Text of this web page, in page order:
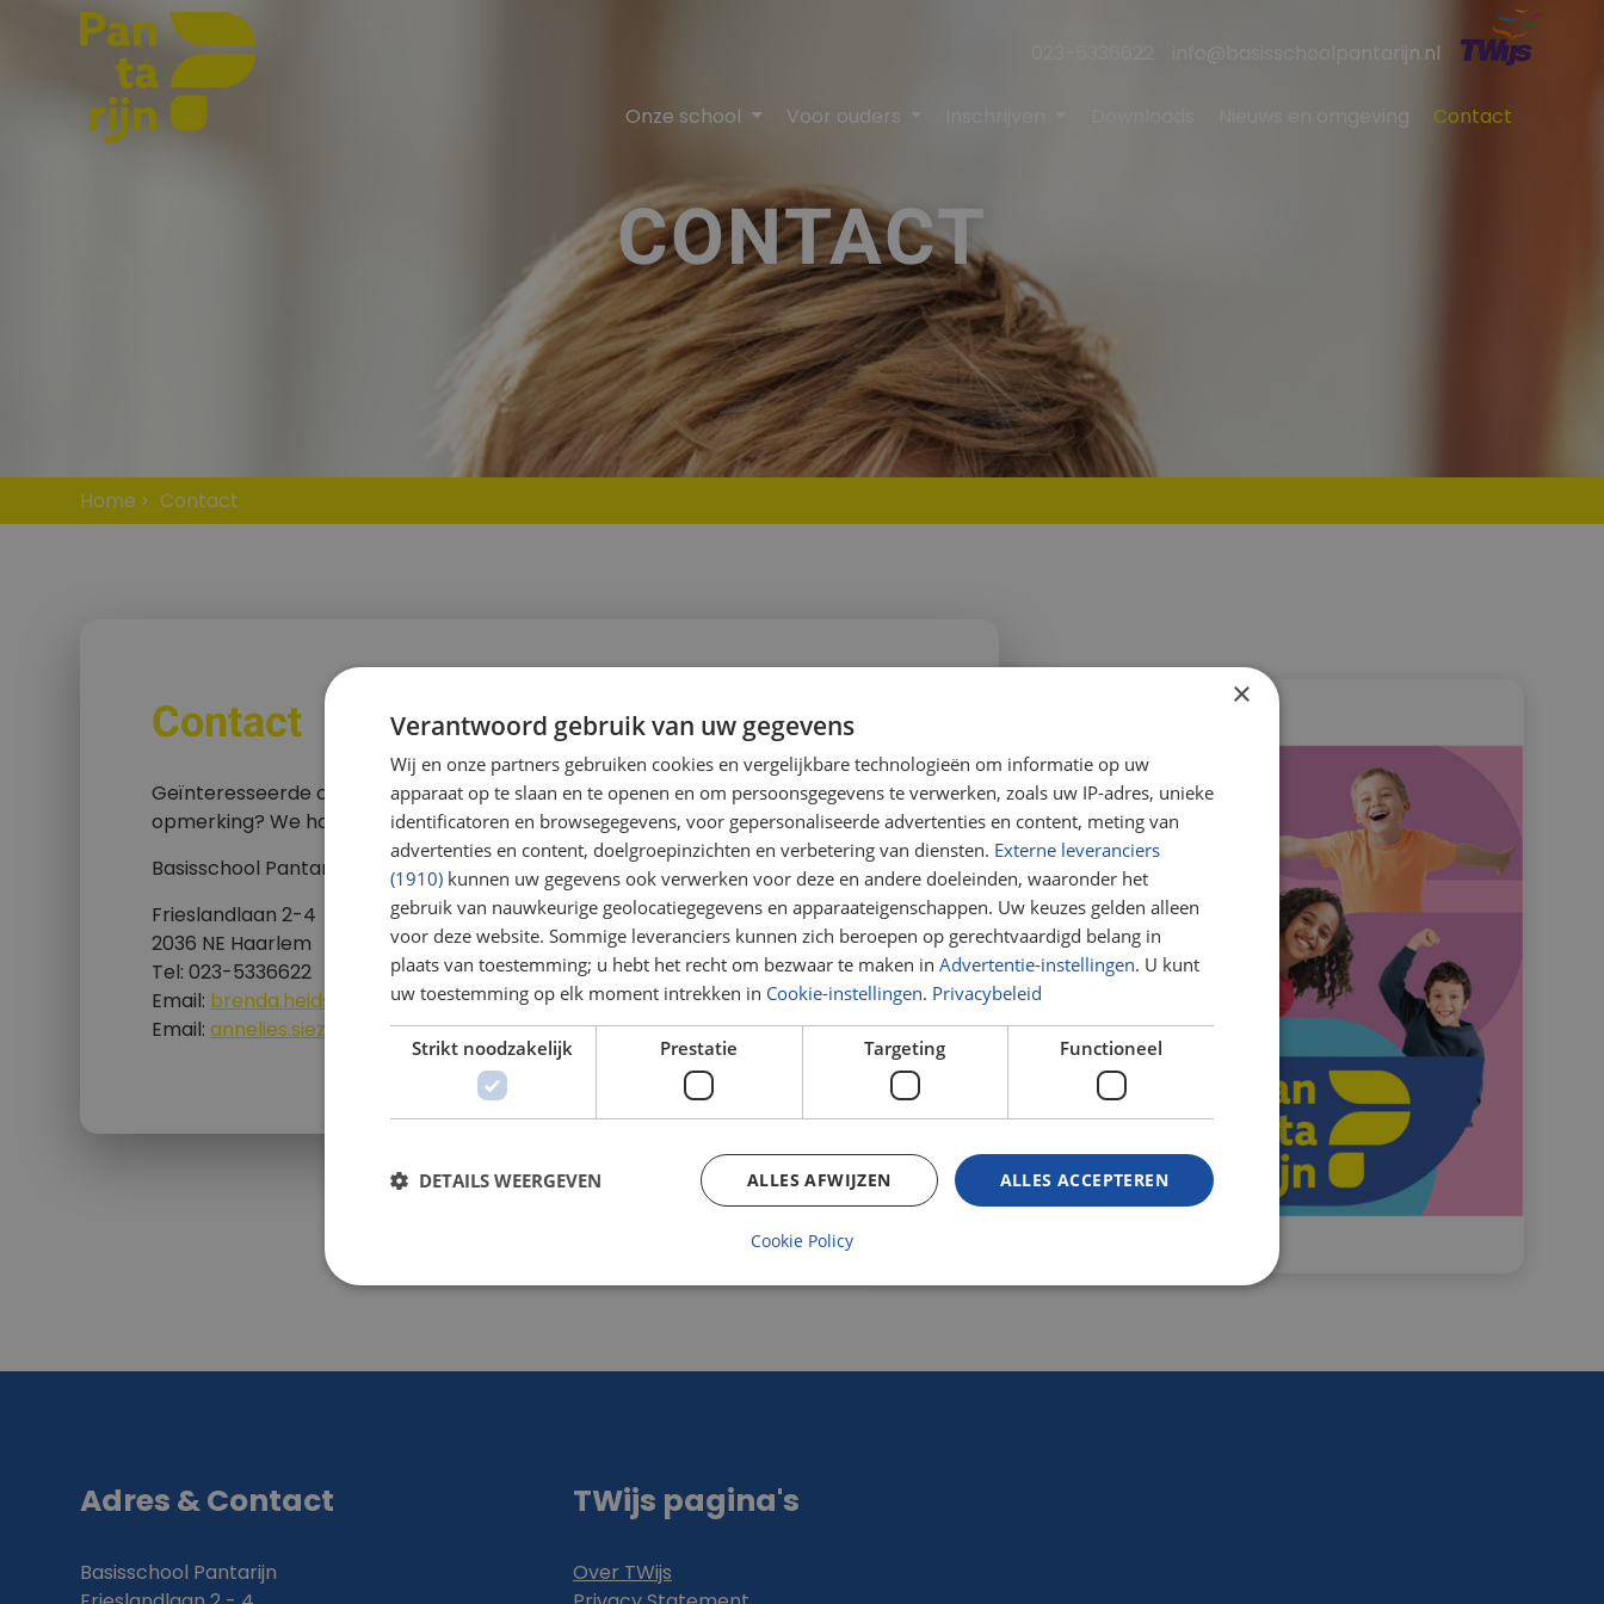
info@basisschoolpantarijn.nl
Onze school Voor ouders Nieuws en omgeving Contact
CONTACT
Home Contact
Contact
Geïnteresseerde ouders? Leerkracht? Of een andere vraag of
opmerking? We horen graag van je!
Basisschool Pantarijn
Frieslandlaan 2-4
2036 NE Haarlem
Tel: 023-5336622
Email: brenda.heidstra@twijs.nl
Email: annelies.siezenga@twijs.nl
Adres & Contact
Basisschool Pantarijn
TWijs pagina's
Over TWijs
×
Verantwoord gebruik van uw gegevens
Wij en onze partners gebruiken cookies en vergelijkbare technologieën om informatie op uw
apparaat op te slaan en te openen en om persoonsgegevens te verwerken, zoals uw IP-adres, unieke
identificatoren en browsegegevens, voor gepersonaliseerde advertenties en content, meting van
advertenties en content, doelgroepinzichten en verbetering van diensten. Externe leveranciers
(1910) kunnen uw gegevens ook verwerken voor deze en andere doeleinden, waaronder het
gebruik van nauwkeurige geolocatiegegevens en apparaateigenschappen. Uw keuzes gelden alleen
voor deze website. Sommige leveranciers kunnen zich beroepen op gerechtvaardigd belang in
plaats van toestemming; u hebt het recht om bezwaar te maken in Advertentie-instellingen. U kunt
uw toestemming op elk moment intrekken in Cookie-instellingen. Privacybeleid
Strikt noodzakelijk Prestatie Targeting Functioneel
ALLES ACCEPTEREN
ALLES AFWIJZEN
DETAILS WEERGEVEN
Cookie Policy